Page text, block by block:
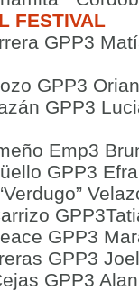
FESTIVAL
GPP3
GPP3
GPP3
Emp3
GPP3
GPP3
GPP3
GPP3